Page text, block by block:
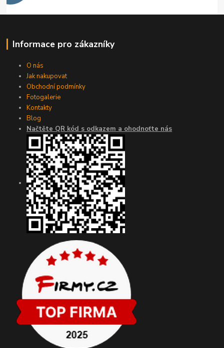
Informace pro zákazníky
O nás
Jak nakupovat
Obchodní podmínky
Fotogalerie
Kontakty
Blog
Načtěte QR kód s odkazem a ohodnoťte nás